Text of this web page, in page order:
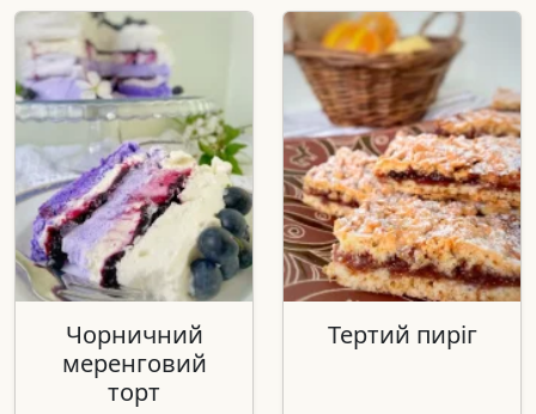
Чорничний
меренговий
торт
Тертий пиріг